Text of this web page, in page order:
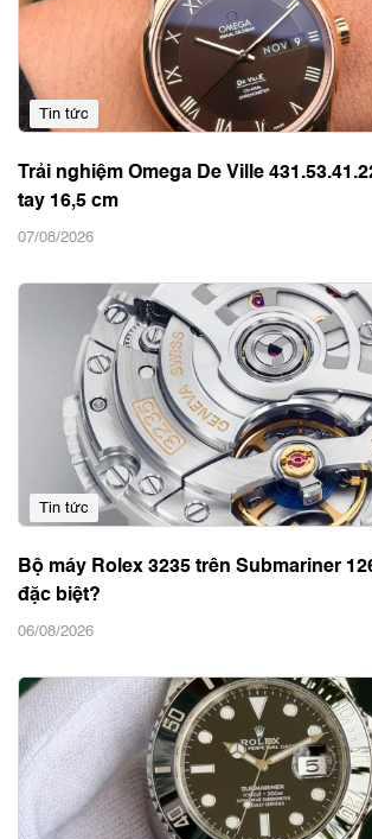
07/08/2026
Tin tức
Trải nghiệm Omega De Ville
tay 16,5 cm
07/08/2026
Tin tức
Bộ máy Rolex 3235 trên Submariner
đặc biệt?
06/08/2026